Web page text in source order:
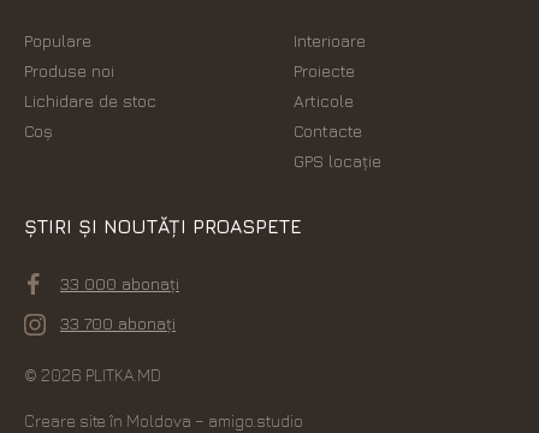
Populare
Produse noi
Lichidare de stoc
Coș
Interioare
Proiecte
Articole
Contacte
GPS locație
ȘTIRI ȘI NOUTĂȚI PROASPETE
33 000 abonați
33 700 abonați
© 2026 PLITKA.MD
Creare site în Moldova – amigo.studio